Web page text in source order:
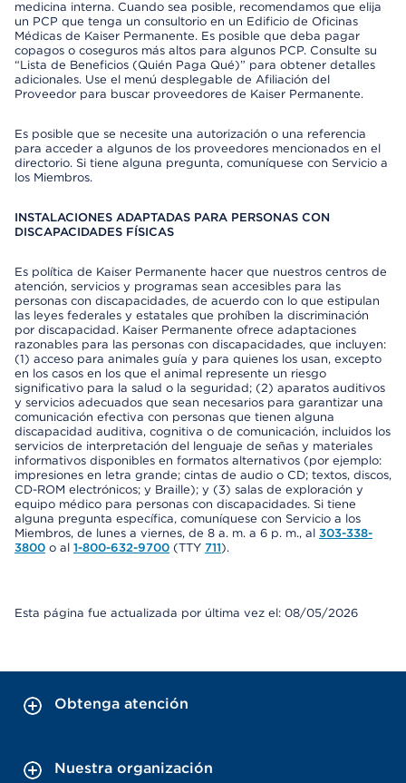
medicina interna. Cuando sea posible, recomendamos que elija
un PCP que tenga un consultorio en un Edificio de Oficinas
Médicas de Kaiser Permanente. Es posible que deba pagar
copagos o coseguros más altos para algunos PCP. Consulte su
“Lista de Beneficios (Quién Paga Qué)” para obtener detalles
adicionales. Use el menú desplegable de Afiliación del
Proveedor para buscar proveedores de Kaiser Permanente.
Es posible que se necesite una autorización o una referencia
para acceder a algunos de los proveedores mencionados en el
directorio. Si tiene alguna pregunta, comuníquese con Servicio a
los Miembros.
INSTALACIONES ADAPTADAS PARA PERSONAS CON
DISCAPACIDADES FÍSICAS
Es política de Kaiser Permanente hacer que nuestros centros de
atención, servicios y programas sean accesibles para las
personas con discapacidades, de acuerdo con lo que estipulan
las leyes federales y estatales que prohíben la discriminación
por discapacidad. Kaiser Permanente ofrece adaptaciones
razonables para las personas con discapacidades, que incluyen:
(1) acceso para animales guía y para quienes los usan, excepto
en los casos en los que el animal represente un riesgo
significativo para la salud o la seguridad; (2) aparatos auditivos
y servicios adecuados que sean necesarios para garantizar una
comunicación efectiva con personas que tienen alguna
discapacidad auditiva, cognitiva o de comunicación, incluidos los
servicios de interpretación del lenguaje de señas y materiales
informativos disponibles en formatos alternativos (por ejemplo:
impresiones en letra grande; cintas de audio o CD; textos, discos,
CD-ROM electrónicos; y Braille); y (3) salas de exploración y
equipo médico para personas con discapacidades. Si tiene
alguna pregunta específica, comuníquese con Servicio a los
Miembros, de lunes a viernes, de 8 a. m. a 6 p. m., al 303-338-
3800 o al 1-800-632-9700 (TTY 711).
Esta página fue actualizada por última vez el: 08/05/2026
Obtenga atención
Nuestra organización